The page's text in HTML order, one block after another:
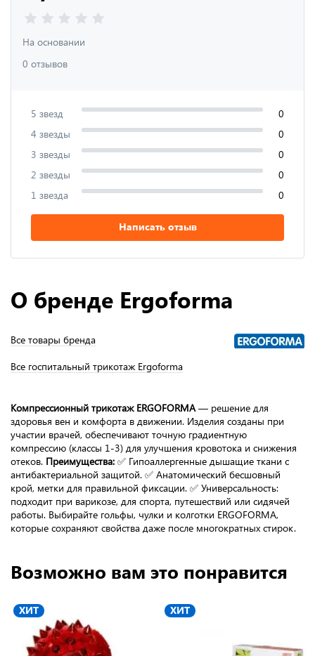
На основании
0 отзывов
5 звезд
0
4 звезды
0
3 звезды
0
2 звезды
0
1 звезда
0
Написать отзыв
О бренде Ergoforma
Все товары бренда
Все госпитальный трикотаж Ergoforma
Компрессионный трикотаж ERGOFORMA— решение для
здоровья вен и комфорта в движении. Изделия созданы при
участии врачей, обеспечивают точную градиентную
компрессию (классы 1-3) для улучшения кровотока и снижения
отеков. Преимущества: ✅ Гипоаллергенные дышащие ткани с
антибактериальной защитой. ✅ Анатомический бесшовный
крой, метки для правильной фиксации. ✅ Универсальность:
подходит при варикозе, для спорта, путешествий или сидячей
работы. Выбирайте гольфы, чулки и колготки ERGOFORMA,
которые сохраняют свойства даже после многократных стирок.
Возможно вам это понравится
ХИТ ХИТ